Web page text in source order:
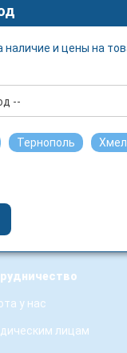
у нас
лицам
наличие и цены на
--
Тернополь